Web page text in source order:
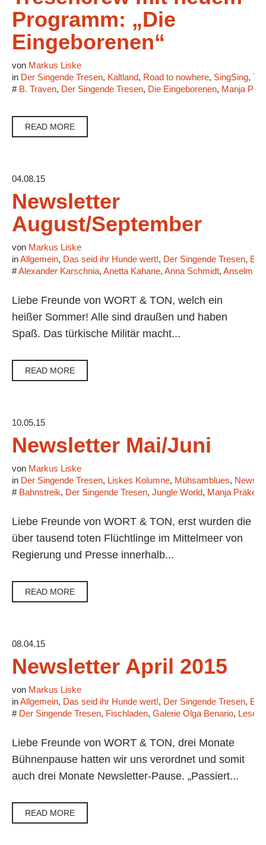
Programm: „Die
Eingeborenen“
von Markus Liske
in Der Singende Tresen, Kaltland, Road to nowhere, SingSing,
# B. Traven, Der Singende Tresen, Die Eingeborenen, Manja
READ MORE
04.08.15
Newsletter
August/September
von Markus Liske
inAllgemein, Das seid ihr Hunde wert!, Der Singende Tresen,
#Alexander Karschnia, Anetta Kahane, Anna Schmidt, Anselm
Liebe Freunde von WORT & TON, welch ein
heißer Sommer! Alle sind draußen und haben
Spaß. Das türkische Militär macht...
READ MORE
10.05.15
Newsletter Mai/Juni
von Markus Liske
in Der Singende Tresen, Liskes Kolumne, Mühsamblues,
# Bahnstreik, Der Singende Tresen, Jungle World, Manja Präkels
Liebe Freunde von WORT & TON, erst wurden die
über tausend toten Flüchtlinge im Mittelmeer von
Regierung und Presse innerhalb...
READ MORE
08.04.15
Newsletter April 2015
von Markus Liske
inAllgemein, Das seid ihr Hunde wert!, Der Singende Tresen,
# Der Singende Tresen, Fischladen, Galerie Olga Benario,
Liebe Freunde von WORT & TON, drei Monate
Bühnenpause hatten wir uns verordnet und somit
auch drei Monate Newsletter-Pause. „Passiert...
READ MORE